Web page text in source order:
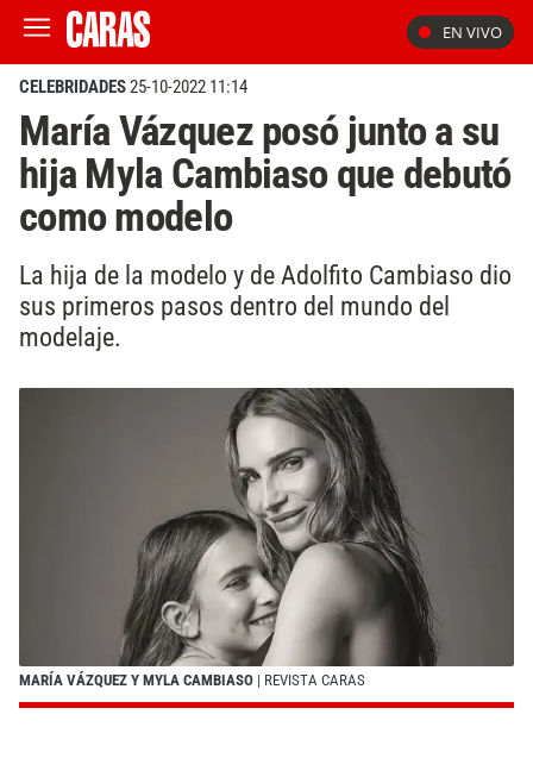
EN VIVO
CELEBRIDADES25-10-2022 11:14
María Vázquez posó junto a su
hija Myla Cambiaso que debutó
como modelo
La hija de la modelo y de Adolfito Cambiaso dio
sus primeros pasos dentro del mundo del
modelaje.
MARÍA VÁZQUEZ Y MYLA CAMBIASO | REVISTA CARAS